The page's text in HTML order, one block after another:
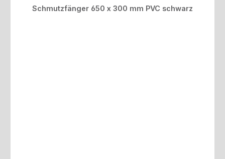
Schmutzfänger 650 x 300 mm PVC schwarz